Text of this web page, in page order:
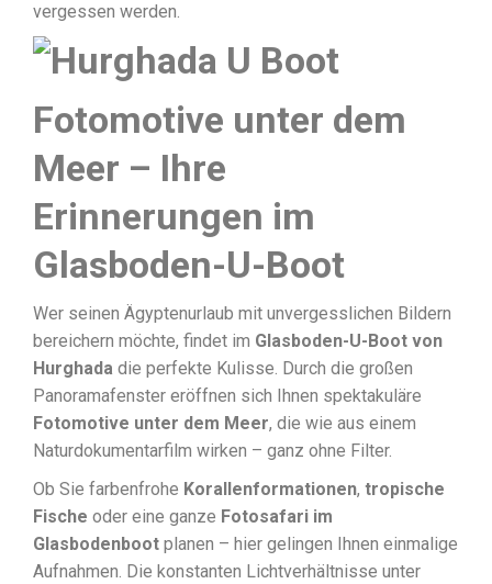
vergessen werden.
Fotomotive unter dem
Meer – Ihre
Erinnerungen im
Glasboden-U-Boot
Wer seinen Ägyptenurlaub mit unvergesslichen Bildern
bereichern möchte, findet im Glasboden-U-Boot von
Hurghada die perfekte Kulisse. Durch die großen
Panoramafenster eröffnen sich Ihnen spektakuläre
Fotomotive unter dem Meer, die wie aus einem
Naturdokumentarfilm wirken – ganz ohne Filter.
Ob Sie farbenfrohe Korallenformationen, tropische
Fische oder eine ganze Fotosafari im
Glasbodenboot planen – hier gelingen Ihnen einmalige
Aufnahmen. Die konstanten Lichtverhältnisse unter